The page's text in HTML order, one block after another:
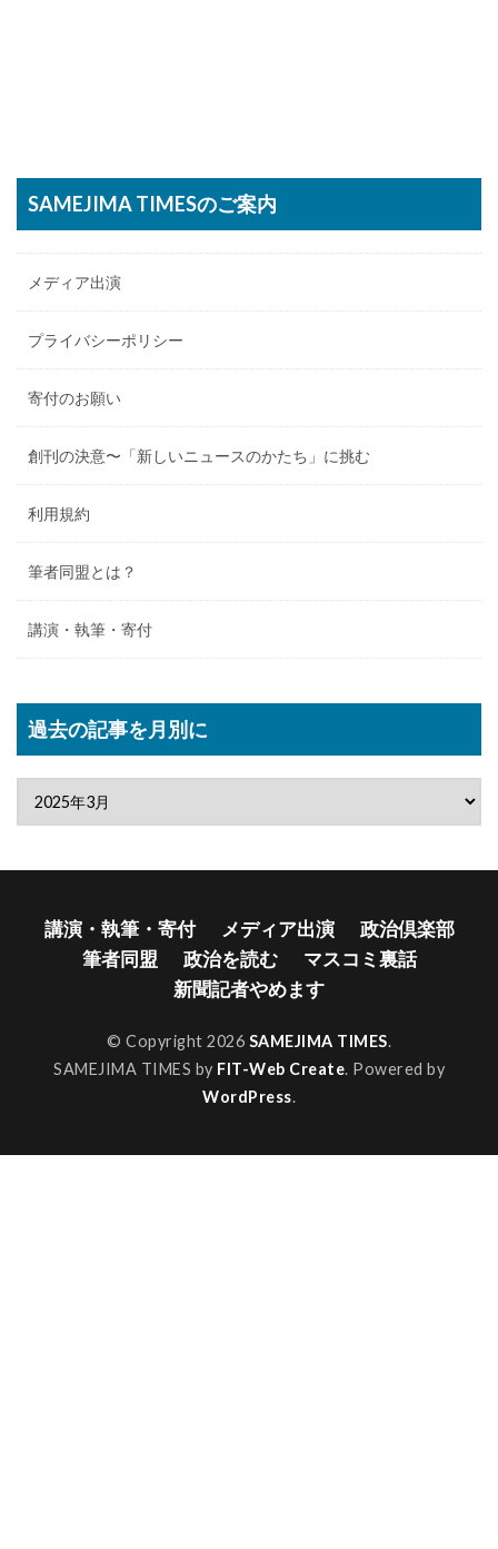
SAMEJIMA TIMESのご案内
メディア出演
プライバシーポリシー
寄付のお願い
創刊の決意〜「新しいニュースのかたち」に挑む
利用規約
筆者同盟とは？
講演・執筆・寄付
過去の記事を月別に
講演・執筆・寄付 メディア出演
政治倶楽部
筆者同盟
政治を読む
マスコミ裏話
新聞記者やめます
© Copyright 2026 SAMEJIMA TIMES.
SAMEJIMA TIMES by FIT-Web Create. Powered by
WordPress.